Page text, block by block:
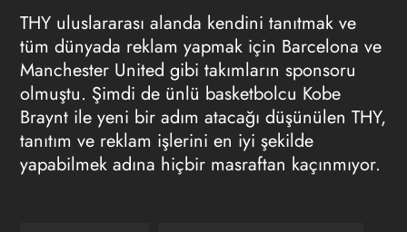
THY uluslararası alanda kendini tanıtmak ve
tüm dünyada reklam yapmak için Barcelona ve
Manchester United gibi takımların sponsoru
olmuştu. Şimdi de ünlü basketbolcu Kobe
Braynt ile yeni bir adım atacağı düşünülen THY,
tanıtım ve reklam işlerini en iyi şekilde
yapabilmek adına hiçbir masraftan kaçınmıyor.